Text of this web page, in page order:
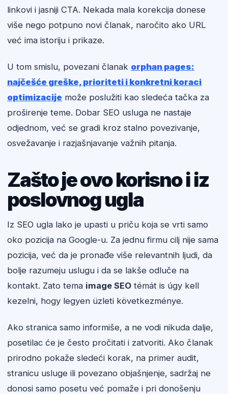
linkovi i jasniji CTA. Nekada mala korekcija donese
više nego potpuno novi članak, naročito ako URL
već ima istoriju i prikaze.
U tom smislu, povezani članak orphan pages:
najčešće greške, prioriteti i konkretni koraci
optimizacije može poslužiti kao sledeća tačka za
proširenje teme. Dobar SEO usluga ne nastaje
odjednom, već se gradi kroz stalno povezivanje,
osvežavanje i razjašnjavanje važnih pitanja.
Zašto je ovo korisno i iz
poslovnog ugla
Iz SEO ugla lako je upasti u priču koja se vrti samo
oko pozicija na Google-u. Za jednu firmu cilj nije sama
pozicija, već da je pronađe više relevantnih ljudi, da
bolje razumeju uslugu i da se lakše odluče na
kontakt. Zato tema image SEO témát is úgy kell
kezelni, hogy legyen üzleti következménye.
Ako stranica samo informiše, a ne vodi nikuda dalje,
posetilac će je često pročitati i zatvoriti. Ako članak
prirodno pokaže sledeći korak, na primer audit,
stranicu usluge ili povezano objašnjenje, sadržaj ne
donosi samo posetu već pomaže i pri donošenju